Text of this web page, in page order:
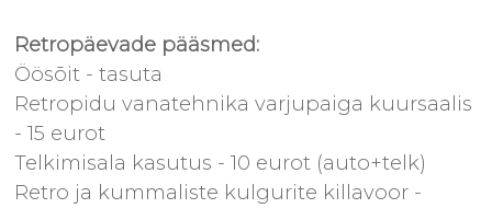
Retropäevade pääsmed:
Öösõit - tasuta
Retropidu vanatehnika varjupaiga kuursaalis
- 15 eurot
Telkimisala kasutus - 10 eurot (auto+telk)
Retro ja kummaliste kulgurite killavoor -